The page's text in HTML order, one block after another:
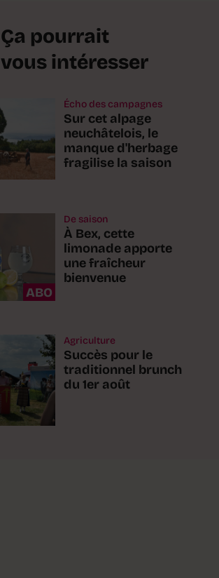
Ça pourrait
vous intéresser
Écho des campagnes
Sur cet alpage
neuchâtelois, le
manque d'herbage
fragilise la saison
ABO
De saison
À Bex, cette
limonade apporte
une fraîcheur
bienvenue
Agriculture
Succès pour le
traditionnel brunch
du 1er août